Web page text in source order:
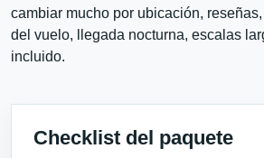
cambiar mucho por ubicación,
del vuelo, llegada nocturna, escalas
incluido.
Checklist del paquete